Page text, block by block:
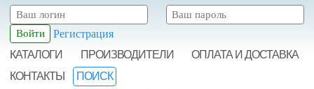
Регистрация
КАТАЛОГИ
ПРОИЗВОДИТЕЛИ
ОПЛАТА И ДОСТАВКА
КОНТАКТЫ
ПОИСК